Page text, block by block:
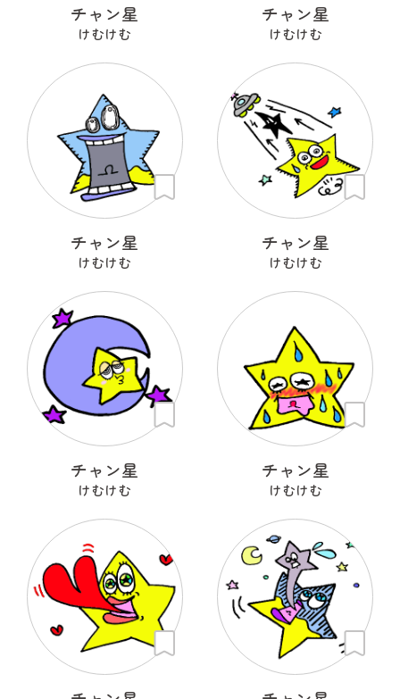
チャン星
けむけむ
チャン星
けむけむ
チャン星
けむけむ
チャン星
けむけむ
チャン星
けむけむ
チャン星
けむけむ